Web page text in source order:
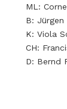
ML:
B: Jürgen
K: Viola
CH:
D: Bernd